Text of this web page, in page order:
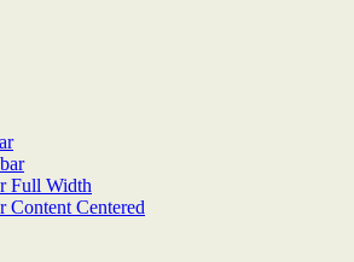
Full Width
Content Centered